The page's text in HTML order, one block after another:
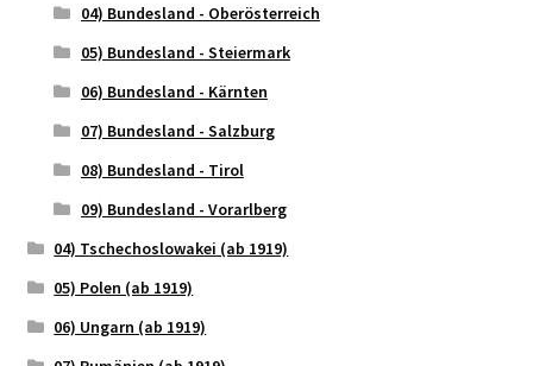
04) Bundesland - Oberösterreich
05) Bundesland - Steiermark
06) Bundesland - Kärnten
07) Bundesland - Salzburg
08) Bundesland - Tirol
09) Bundesland - Vorarlberg
04) Tschechoslowakei (ab 1919)
05) Polen (ab 1919)
06) Ungarn (ab 1919)